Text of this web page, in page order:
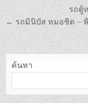
แนะแนว
เรื่อง
รถตู้
← รถมินิบัส หมอชิต – พิ
ค้นหา